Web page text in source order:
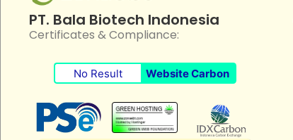
PT. Bala Biotech Indonesia
Certificates & Compliance:
No Result Website Carbon